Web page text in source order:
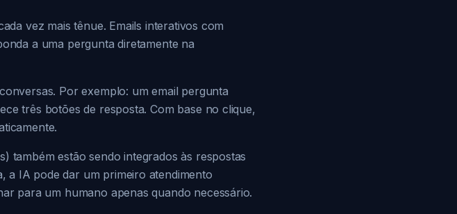
vez mais tênue. Emails interativos com
a uma pergunta diretamente na
Por exemplo: um email pergunta
três botões de resposta. Com base no clique,
também estão sendo integrados às respostas
a IA pode dar um primeiro atendimento
para um humano apenas quando necessário.